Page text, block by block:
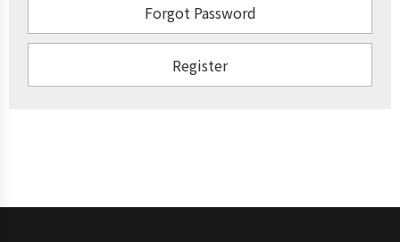
Forgot Password
Register